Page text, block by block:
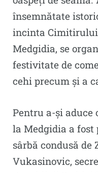
însemnătate
incinta
Medgidia, se
festivitate de
cehi precum și a
Pentru a-și aduce
la Medgidia a fost
sârbă condusă de
Vukasinovic,